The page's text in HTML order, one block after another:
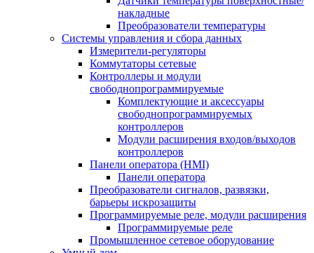
накладные
Преобразователи температуры
Системы управления и сбора данных
Измерители-регуляторы
Коммутаторы сетевые
Контроллеры и модули
свободнопрограммируемые
Комплектующие и аксессуары
свободнопрограммируемых
контроллеров
Модули расширения входов/выходов
контроллеров
Панели оператора (HMI)
Панели оператора
Преобразователи сигналов, развязки,
барьеры искрозащиты
Программируемые реле, модули расширения
Программируемые реле
Промышленное сетевое оборудование